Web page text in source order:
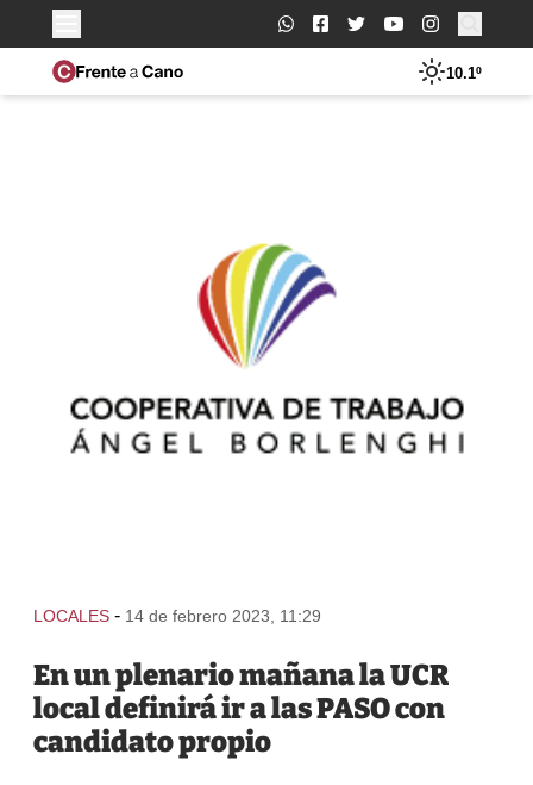
Buscar:
10.1º
LOCALES - 14 de febrero 2023, 11:29
En un plenario mañana la UCR
local definirá ir a las PASO con
candidato propio